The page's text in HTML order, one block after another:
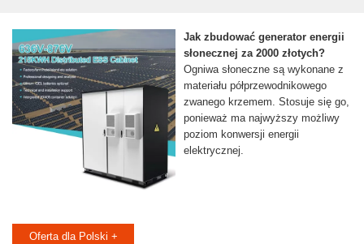
Jak zbudować generator energii
słonecznej za 2000 złotych?
Ogniwa słoneczne są wykonane z
materiału półprzewodnikowego
zwanego krzemem. Stosuje się go,
ponieważ ma najwyższy możliwy
poziom konwersji energii
elektrycznej.
Oferta dla Polski +